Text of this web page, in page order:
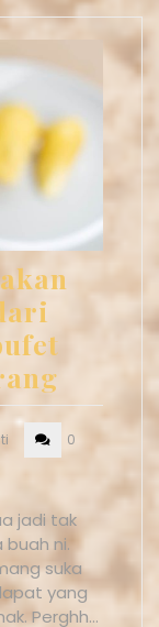
0
jadi tak
buah ni.
suka
yang
Perghh…